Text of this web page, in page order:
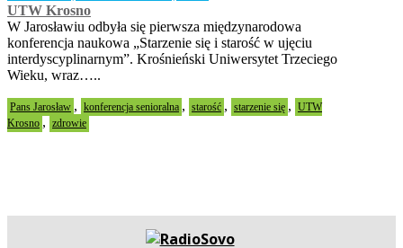
UTW Krosno
W Jarosławiu odbyła się pierwsza międzynarodowa
konferencja naukowa „Starzenie się i starość w ujęciu
interdyscyplinarnym”. Krośnieński Uniwersytet Trzeciego
Wieku, wraz…..
Pans Jarosław , konferencja senioralna , starość , starzenie się , UTW
Krosno , zdrowie